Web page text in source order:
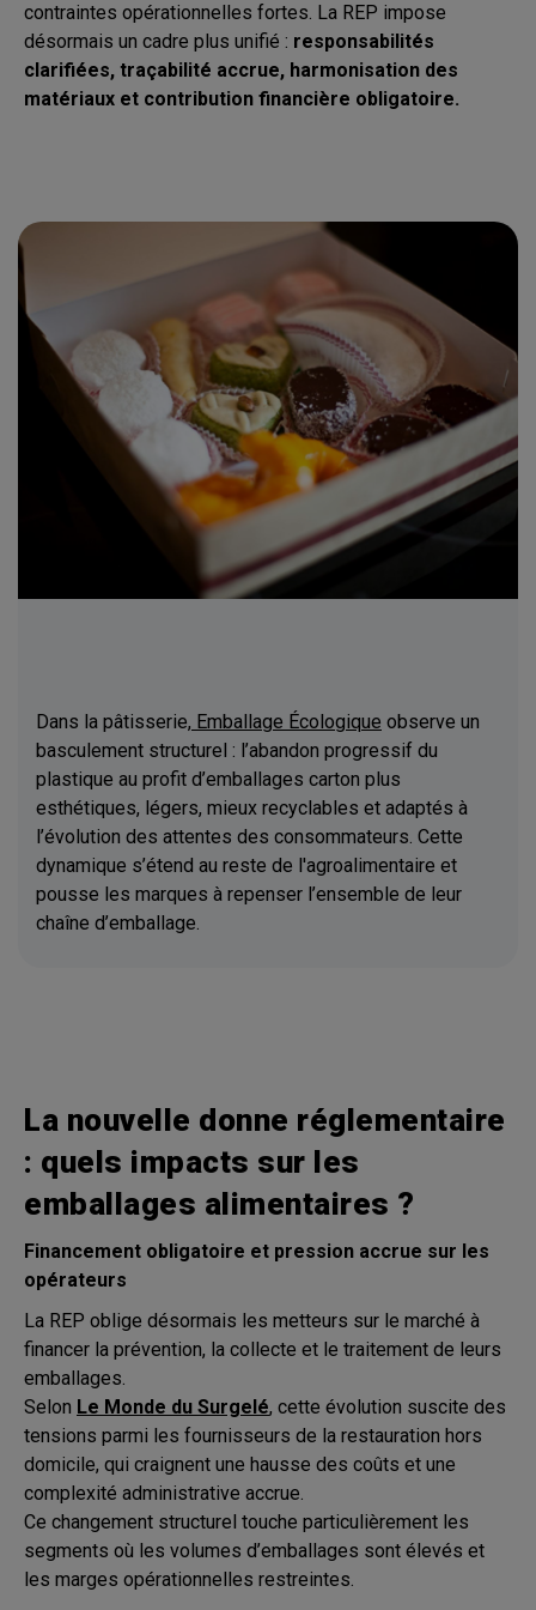
contraintes opérationnelles fortes. La REP impose
désormais un cadre plus unifié : responsabilités
clarifiées, traçabilité accrue, harmonisation des
matériaux et contribution financière obligatoire.
Dans la pâtisserie, Emballage Écologique observe un
basculement structurel : l’abandon progressif du
plastique au profit d’emballages carton plus
esthétiques, légers, mieux recyclables et adaptés à
l’évolution des attentes des consommateurs. Cette
dynamique s’étend au reste de l'agroalimentaire et
pousse les marques à repenser l’ensemble de leur
chaîne d’emballage.
La nouvelle donne réglementaire
: quels impacts sur les
emballages alimentaires ?
Financement obligatoire et pression accrue sur les
opérateurs
La REP oblige désormais les metteurs sur le marché à
financer la prévention, la collecte et le traitement de leurs
emballages.
Selon Le Monde du Surgelé, cette évolution suscite des
tensions parmi les fournisseurs de la restauration hors
domicile, qui craignent une hausse des coûts et une
complexité administrative accrue.
Ce changement structurel touche particulièrement les
segments où les volumes d’emballages sont élevés et
les marges opérationnelles restreintes.